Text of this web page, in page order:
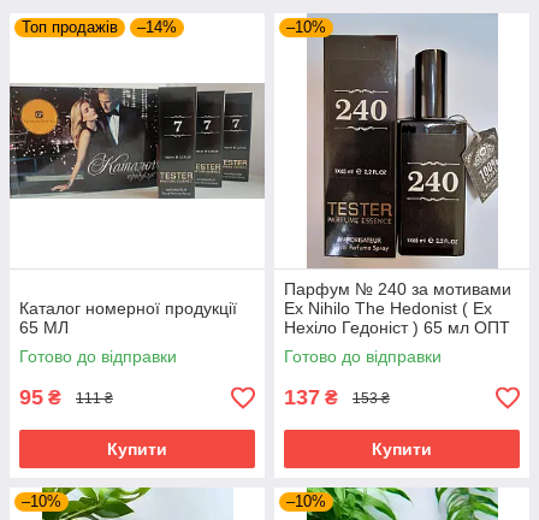
Топ продажів –14%
Каталог номерної продукції
65 МЛ
Готово до відправки
95 ₴ 111 ₴
Купити
–10%
Парфум № 240 за мотивами
Ex Nihilo The Hedonist ( Ех
Нехіло Гедоніст ) 65 мл ОПТ
Готово до відправки
137 ₴ 153 ₴
Купити
–10% –10%